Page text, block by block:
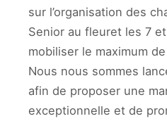
sur l’organisation des
Senior au fleuret les 7
mobiliser le maximum
Nous nous sommes
afin de proposer une
exceptionnelle et de